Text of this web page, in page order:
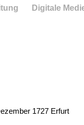
1727 Erfurt
Digitale